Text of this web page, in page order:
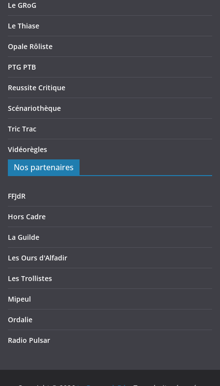
Le GRoG
Le Thiase
Opale Rôliste
PTG PTB
Reussite Critique
Scénariothèque
Tric Trac
Vidéorègles
Nos partenaires
FFJdR
Hors Cadre
La Guilde
Les Ours d'Alfadir
Les Trollistes
Mipeul
Ordalie
Radio Pulsar